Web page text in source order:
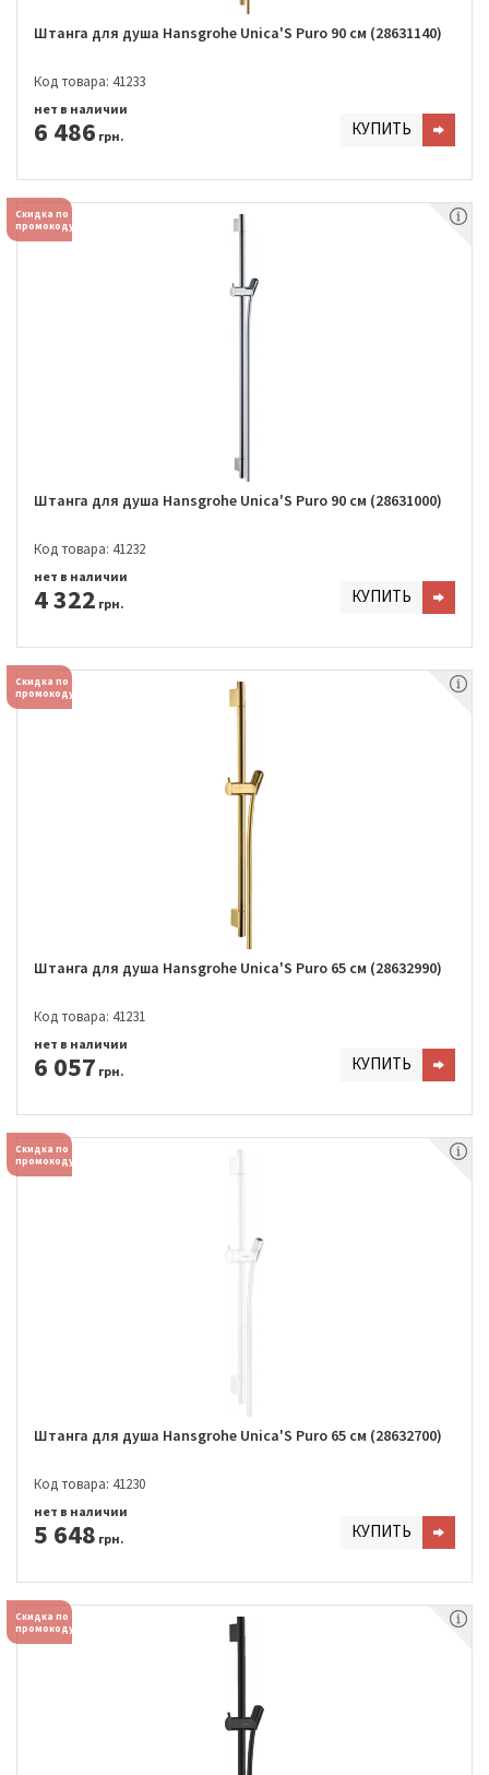
Штанга для душа Hansgrohe Unica'S Puro 90 см (28631140)
Код товара: 41233
6 486 грн.
нет в наличии
КУПИТЬ
Скидка по
промокоду
Штанга для душа Hansgrohe Unica'S Puro 90 см (28631000)
Код товара: 41232
4 322 грн.
нет в наличии
КУПИТЬ
Скидка по
промокоду
Штанга для душа Hansgrohe Unica'S Puro 65 см (28632990)
Код товара: 41231
6 057 грн.
нет в наличии
КУПИТЬ
Скидка по
промокоду
Штанга для душа Hansgrohe Unica'S Puro 65 см (28632700)
Код товара: 41230
5 648 грн.
нет в наличии
КУПИТЬ
Скидка по
промокоду